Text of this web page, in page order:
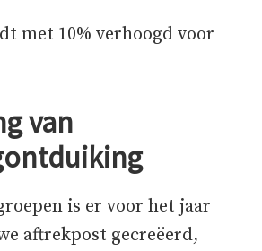
met 10% verhoogd voor
van
is er voor het jaar
aftrekpost gecreëerd,